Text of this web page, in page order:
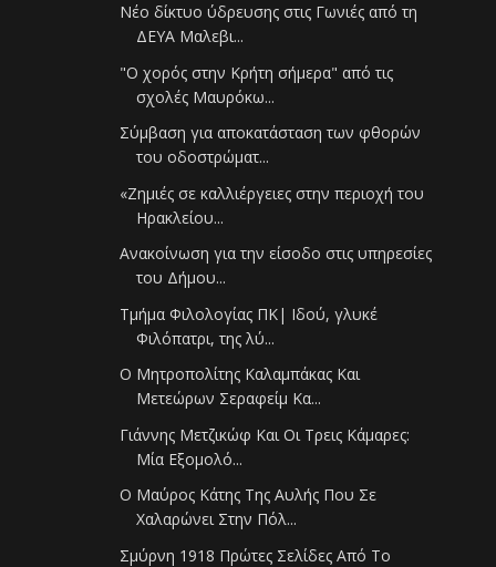
Νέο δίκτυο ύδρευσης στις Γωνιές από τη
ΔΕΥΑ Μαλεβι...
"Ο χορός στην Κρήτη σήμερα" από τις
σχολές Μαυρόκω...
Σύμβαση για αποκατάσταση των φθορών
του οδοστρώματ...
«Ζημιές σε καλλιέργειες στην περιοχή του
Ηρακλείου...
Ανακοίνωση για την είσοδο στις υπηρεσίες
του Δήμου...
Τμήμα Φιλολογίας ΠΚ| Ιδού, γλυκέ
Φιλόπατρι, της λύ...
Ο Μητροπολίτης Καλαμπάκας Και
Μετεώρων Σεραφείμ Κα...
Γιάννης Μετζικώφ Και Οι Τρεις Κάμαρες:
Μία Εξομολό...
Ο Μαύρος Κάτης Της Αυλής Που Σε
Χαλαρώνει Στην Πόλ...
Σμύρνη 1918 Πρώτες Σελίδες Από Το